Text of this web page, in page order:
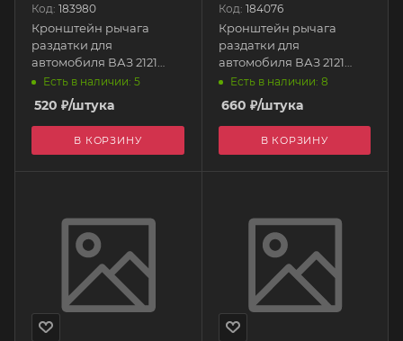
Код: 183980
Кронштейн рычага
раздатки для
автомобиля ВАЗ 2121
малый (вкл.
понижающей передачи)
21210-1804021-00
Тольятти
Есть в наличии: 5
520 ₽/штука
В КОРЗИНУ
Код: 184076
Кронштейн рычага
раздатки для
автомобиля ВАЗ 2121
большой (блокировки
диф-ла) 21230-1802236-00
Тольятти
Есть в наличии: 8
660 ₽/штука
В КОРЗИНУ